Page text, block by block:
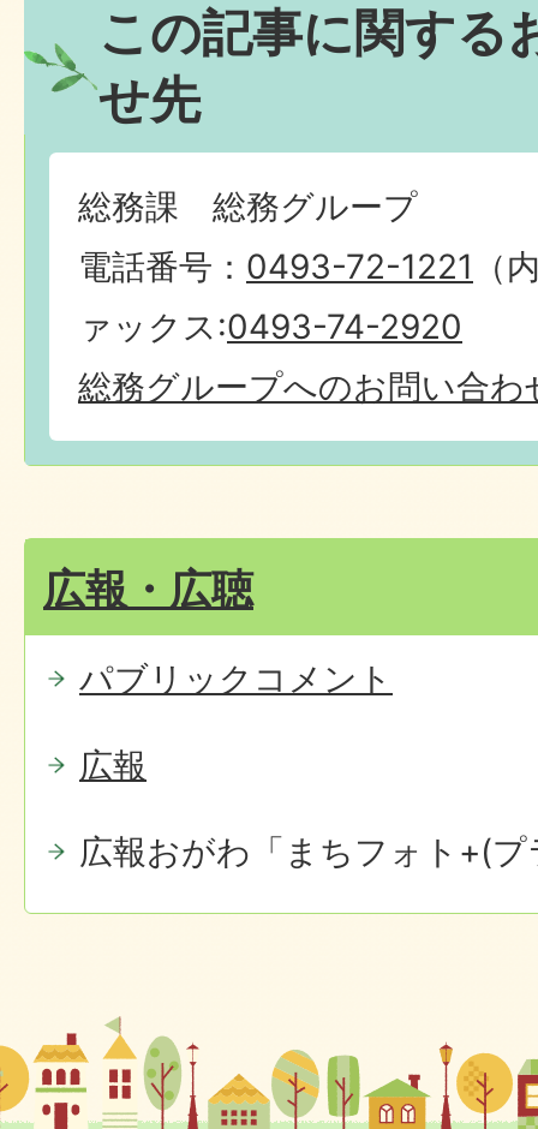
この記事に関する
せ先
総務課 総務グループ
電話番号： 0493-72-1221 （
ァックス:0493-74-2920
総務グループへのお問い合わ
広報・広聴
パブリックコメント
広報
広報おがわ「まちフォト+(プ